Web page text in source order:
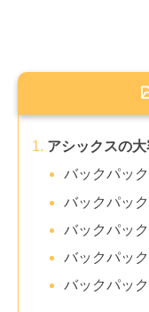
アシックスの
バックパッ
バックパッ
バックパッ
バックパッ
バックパッ